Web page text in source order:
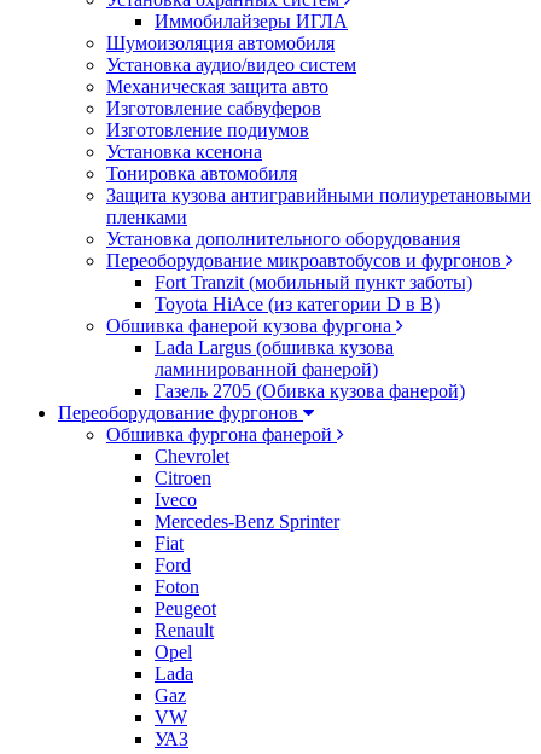
Иммобилайзеры ИГЛА
Шумоизоляция автомобиля
Установка аудио/видео систем
Механическая защита авто
Изготовление сабвуферов
Изготовление подиумов
Установка ксенона
Тонировка автомобиля
Защита кузова антигравийными полиуретановыми
пленками
Установка дополнительного оборудования
Переоборудование микроавтобусов и фургонов
Fort Tranzit (мобильный пункт заботы)
Toyota HiAce (из категории D в B)
Обшивка фанерой кузова фургона
Lada Largus (обшивка кузова
ламинированной фанерой)
Газель 2705 (Обивка кузова фанерой)
Переоборудование фургонов
Обшивка фургона фанерой
Chevrolet
Citroen
Iveco
Mercedes-Benz Sprinter
Fiat
Ford
Foton
Peugeot
Renault
Opel
Lada
Gaz
VW
УАЗ